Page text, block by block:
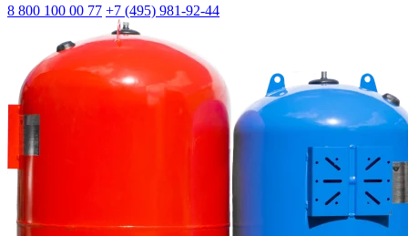
8 800 100 00 77 +7 (495) 981-92-44